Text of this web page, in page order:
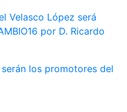
Velasco López será
por D. Ricardo
serán los promotores del